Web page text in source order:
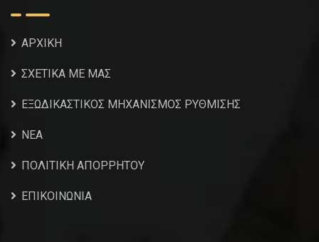
ΑΡΧΙΚΗ
ΣΧΕΤΙΚΑ ΜΕ ΜΑΣ
ΕΞΩΔΙΚΑΣΤΙΚΟΣ ΜΗΧΑΝΙΣΜΟΣ ΡΥΘΜΙΣΗΣ
NEA
ΠΟΛΙΤΙΚΗ ΑΠΟΡΡΗΤΟΥ
ΕΠΙΚΟΙΝΩΝΙΑ